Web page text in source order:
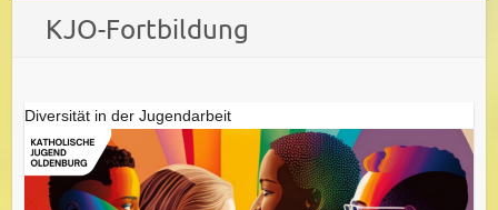
KJO-Fortbildung
Diversität in der Jugendarbeit